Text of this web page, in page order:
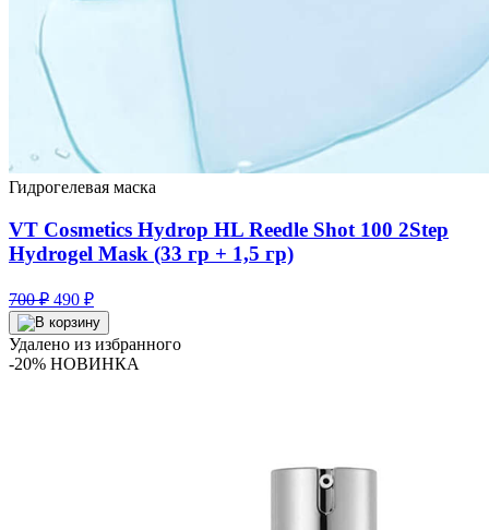
Гидрогелевая маска
VT Cosmetics Hydrop HL Reedle Shot 100 2Step
Hydrogel Mask (33 гр + 1,5 гр)
700₽ Первоначальная
цена
составляла
700 ₽.
490 ₽Текущая
цена:
490 ₽.
Удалено из избранного
-20% НОВИНКА